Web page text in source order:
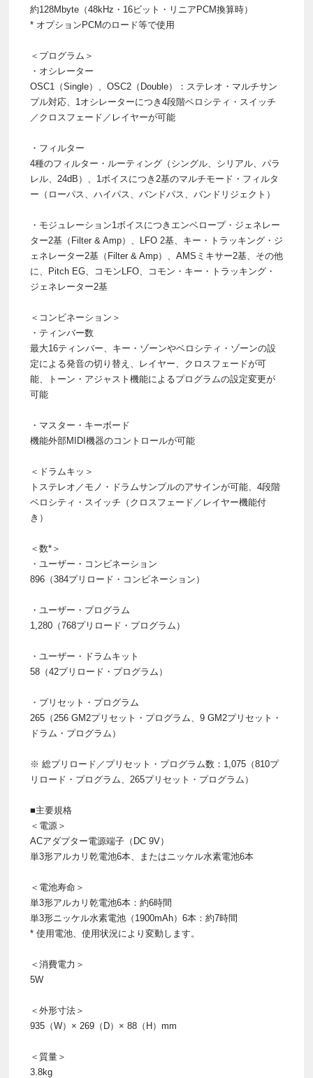
約128Mbyte（48kHz・16ビット・リニアPCM換算時）
* オプションPCMのロード等で使用
＜プログラム＞
・オシレーター
OSC1（Single）、OSC2（Double）：ステレオ・マルチサン
プル対応、1オシレーターにつき4段階ベロシティ・スイッチ
／クロスフェード／レイヤーが可能
・フィルター
4種のフィルター・ルーティング（シングル、シリアル、パラ
レル、24dB）、1ボイスにつき2基のマルチモード・フィルタ
ー（ローパス、ハイパス、バンドパス、バンドリジェクト）
・モジュレーション1ボイスにつきエンベロープ・ジェネレー
ター2基（Filter & Amp）、LFO 2基、キー・トラッキング・ジ
ェネレーター2基（Filter & Amp）、AMSミキサー2基、その他
に、Pitch EG、コモンLFO、コモン・キー・トラッキング・
ジェネレーター2基
＜コンビネーション＞
・ティンバー数
最大16ティンバー、キー・ゾーンやベロシティ・ゾーンの設
定による発音の切り替え、レイヤー、クロスフェードが可
能、トーン・アジャスト機能によるプログラムの設定変更が
可能
・マスター・キーボード
機能外部MIDI機器のコントロールが可能
＜ドラムキッ＞
トステレオ／モノ・ドラムサンプルのアサインが可能、4段階
ベロシティ・スイッチ（クロスフェード／レイヤー機能付
き）
＜数*＞
・ユーザー・コンビネーション
896（384プリロード・コンビネーション）
・ユーザー・プログラム
1,280（768プリロード・プログラム）
・ユーザー・ドラムキット
58（42プリロード・プログラム）
・プリセット・プログラム
265（256 GM2プリセット・プログラム、9 GM2プリセット・
ドラム・プログラム）
※ 総プリロード／プリセット・プログラム数：1,075（810プ
リロード・プログラム、265プリセット・プログラム）
■主要規格
＜電源＞
ACアダプター電源端子（DC 9V）
単3形アルカリ乾電池6本、またはニッケル水素電池6本
＜電池寿命＞
単3形アルカリ乾電池6本：約6時間
単3形ニッケル水素電池（1900mAh）6本：約7時間
* 使用電池、使用状況により変動します。
＜消費電力＞
5W
＜外形寸法＞
935（W）× 269（D）× 88（H）mm
＜質量＞
3.8kg